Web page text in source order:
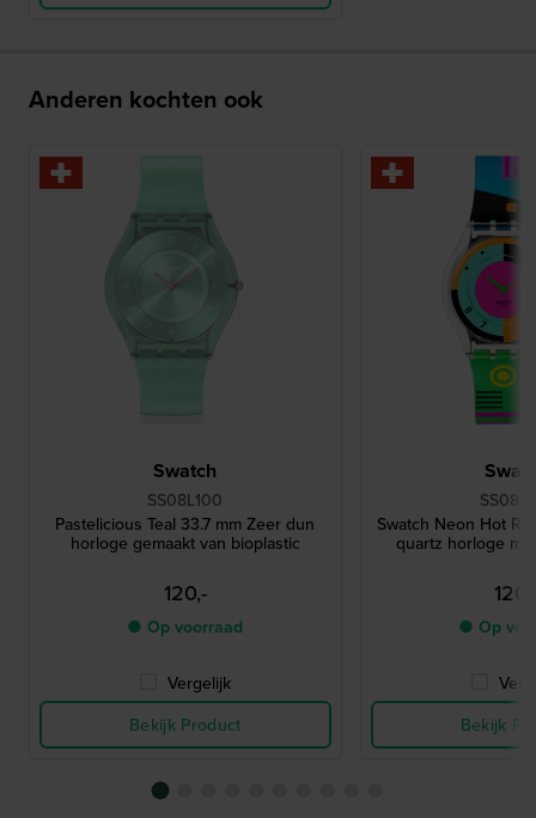
Anderen kochten ook
Swatch
SS08L100
Pastelicious Teal 33.7 mm Zeer dun
horloge gemaakt van bioplastic
120,-
● Op voorraad
Vergelijk
Bekijk Product
Swatch Neon Hot
quartz horloge
● Op
Bekijk